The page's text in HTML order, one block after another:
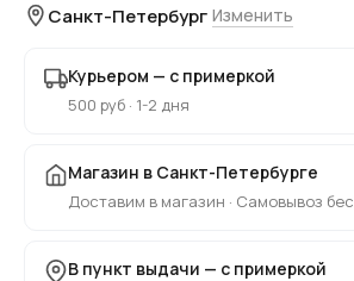
Санкт-Петербург Изменить
Курьером — с примеркой
500 руб · 1-2 дня
Магазин в Санкт-Петербурге
Доставим в магазин · Самовывоз
В пункт выдачи — с примеркой